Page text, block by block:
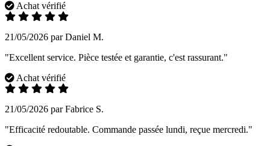
Achat vérifié
21/05/2026 par Daniel M.
"Excellent service. Pièce testée et garantie, c'est rassurant."
Achat vérifié
21/05/2026 par Fabrice S.
"Efficacité redoutable. Commande passée lundi, reçue mercredi."